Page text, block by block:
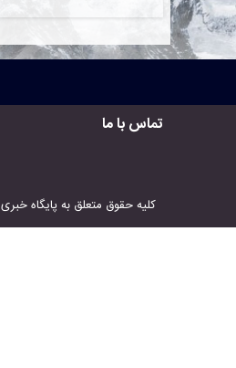
تماس با ما
کلیه حقوق متعلق به پایگاه خبری